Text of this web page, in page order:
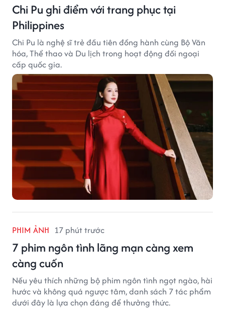
Chi Pu ghi điểm với trang phục tại
Philippines
Chi Pu là nghệ sĩ trẻ đầu tiên đồng hành cùng Bộ Văn
hóa, Thể thao và Du lịch trong hoạt động đối ngoại
cấp quốc gia.
PHIM ẢNH 17 phút trước
7 phim ngôn tình lãng mạn càng xem
càng cuốn
Nếu yêu thích những bộ phim ngôn tình ngọt ngào, hài
hước và không quá ngược tâm, danh sách 7 tác phẩm
dưới đây là lựa chọn đáng để thưởng thức.